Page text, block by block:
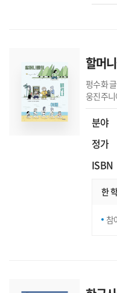
할머
펑수화글
웅진주니
분야
정가
ISBN
한
참